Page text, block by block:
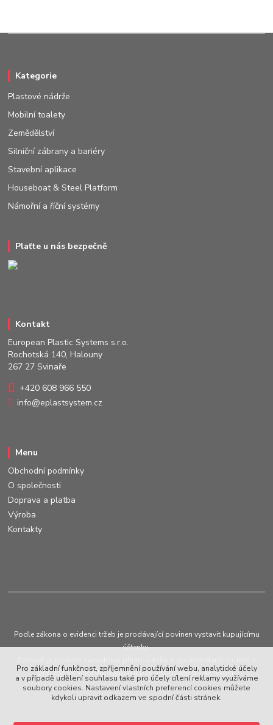
Kategorie
Plastové nádrže
Mobilní toalety
Zemědělství
Silniční zábrany a bariéry
Stavební aplikace
Houseboat & Steel Platform
Námořní a říční systémy
Plaťte u nás bezpečně
Kontakt
European Plastic Systems s.r.o.
Rochotská 140, Halouny
267 27 Svinaře
+420 608 966 550
info@eplastsystem.cz
Menu
Obchodní podmínky
O společnosti
Doprava a platba
Výroba
Kontakty
Podle zákona o evidenci tržeb je prodávající povinen vystavit kupujícímu
účtenku.
případě technického výpadku pak nejpozději do 48 hodin.
Pro základní funkčnost, zpříjemnění používání webu, analytické účely
a v případě udělení souhlasu také pro účely cílení reklamy využíváme
soubory cookies. Nastavení vlastních preferencí cookies můžete
kdykoli upravit odkazem ve spodní části stránek.